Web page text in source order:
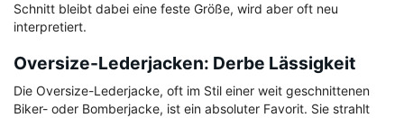
Schnitt bleibt dabei eine feste Größe, wird aber oft neu
interpretiert.
Oversize-Lederjacken: Derbe Lässigkeit
Die Oversize-Lederjacke, oft im Stil einer weit geschnittenen
Biker- oder Bomberjacke, ist ein absoluter Favorit. Sie strahlt